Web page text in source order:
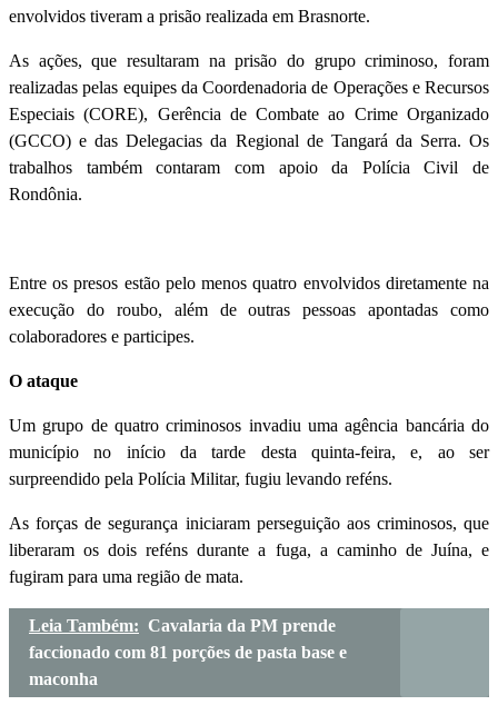
envolvidos tiveram a prisão realizada em Brasnorte.
As ações, que resultaram na prisão do grupo criminoso, foram
realizadas pelas equipes da Coordenadoria de Operações e Recursos
Especiais (CORE), Gerência de Combate ao Crime Organizado
(GCCO) e das Delegacias da Regional de Tangará da Serra. Os
trabalhos também contaram com apoio da Polícia Civil de
Rondônia.
Entre os presos estão pelo menos quatro envolvidos diretamente na
execução do roubo, além de outras pessoas apontadas como
colaboradores e participes.
O ataque
Um grupo de quatro criminosos invadiu uma agência bancária do
município no início da tarde desta quinta-feira, e, ao ser
surpreendido pela Polícia Militar, fugiu levando reféns.
As forças de segurança iniciaram perseguição aos criminosos, que
liberaram os dois reféns durante a fuga, a caminho de Juína, e
fugiram para uma região de mata.
Leia Também: Cavalaria da PM prende
faccionado com 81 porções de pasta base e
maconha